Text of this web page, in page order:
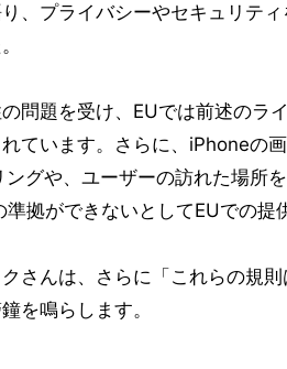
、プライバシーやセキュリテ
問題を受け、EUでは前述の
ています。さらに、iPhoneの
グや、ユーザーの訪れた場所
拠ができないとしてEUでの提
さんは、さらに「これらの規
を鳴らします。